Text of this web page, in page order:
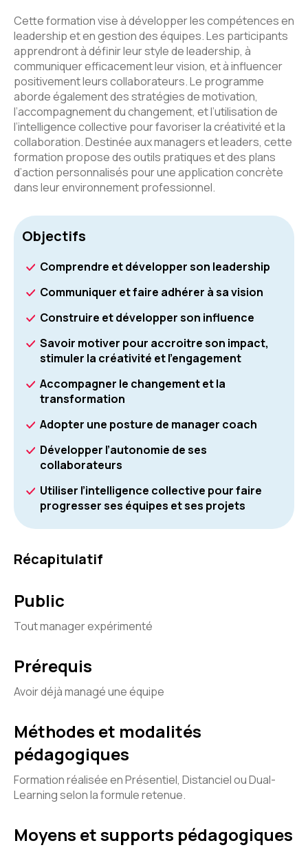
Cette formation vise à développer les compétences en
leadership et en gestion des équipes. Les participants
apprendront à définir leur style de leadership, à
communiquer efficacement leur vision, et à influencer
positivement leurs collaborateurs. Le programme
aborde également des stratégies de motivation,
l’accompagnement du changement, et l’utilisation de
l’intelligence collective pour favoriser la créativité et la
collaboration. Destinée aux managers et leaders, cette
formation propose des outils pratiques et des plans
d’action personnalisés pour une application concrète
dans leur environnement professionnel.
Objectifs
Comprendre et développer son leadership
Communiquer et faire adhérer à sa vision
Construire et développer son influence
Savoir motiver pour accroitre son impact,
stimuler la créativité et l’engagement
Accompagner le changement et la
transformation
Adopter une posture de manager coach
Développer l’autonomie de ses
collaborateurs
Utiliser l’intelligence collective pour faire
progresser ses équipes et ses projets
Récapitulatif
Public
Tout manager expérimenté
Prérequis
Avoir déjà managé une équipe
Méthodes et modalités
pédagogiques
Formation réalisée en Présentiel, Distanciel ou Dual-
Learning selon la formule retenue.
Moyens et supports pédagogiques